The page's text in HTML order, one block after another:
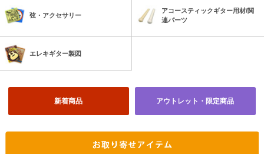
弦・アクセサリー
アコースティックギター用材/関
連パーツ
エレキギター製図
新着商品 アウトレット・限定商品